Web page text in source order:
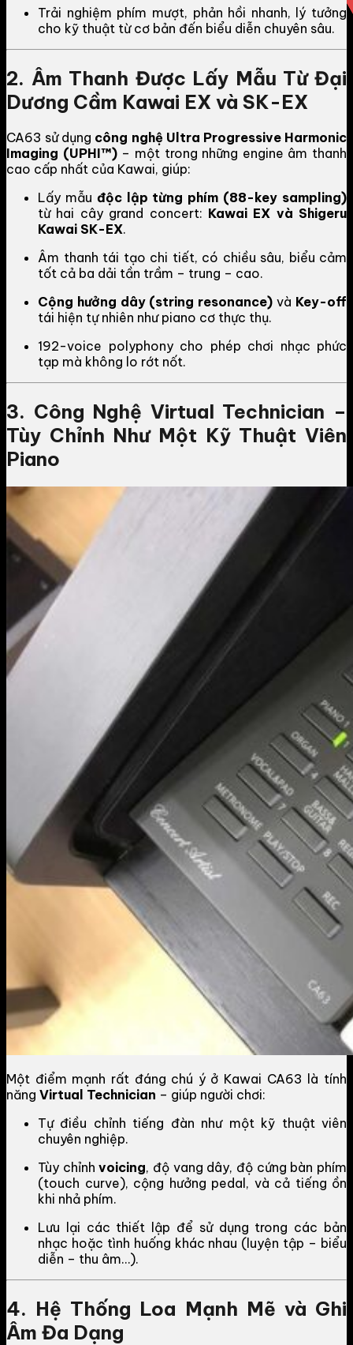
Trải nghiệm phím mượt, phản hồi nhanh, lý tưởng
cho kỹ thuật từ cơ bản đến biểu diễn chuyên sâu.
2. Âm Thanh Được Lấy Mẫu Từ Đại
Dương Cầm Kawai EX và SK-EX
CA63 sử dụng công nghệ Ultra Progressive Harmonic
Imaging (UPHI™)– một trong những engine âm thanh
cao cấp nhất của Kawai, giúp:
Lấy mẫu độc lập từng phím (88-key sampling)
từ hai cây grand concert: Kawai EX và Shigeru
Kawai SK-EX.
Âm thanh tái tạo chi tiết, có chiều sâu, biểu cảm
tốt cả ba dải tần trầm – trung – cao.
Cộng hưởng dây (string resonance) và Key-off
tái hiện tự nhiên như piano cơ thực thụ.
192-voice polyphony cho phép chơi nhạc phức
tạp mà không lo rớt nốt.
3. Công Nghệ Virtual Technician –
Tùy Chỉnh Như Một Kỹ Thuật Viên
Piano
Một điểm mạnh rất đáng chú ý ở Kawai CA63 là tính
năng Virtual Technician – giúp người chơi:
Tự điều chỉnh tiếng đàn như một kỹ thuật viên
chuyên nghiệp.
Tùy chỉnhvoicing, độ vang dây, độ cứng bàn phím
(touch curve), cộng hưởng pedal, và cả tiếng ồn
khi nhả phím.
Lưu lại các thiết lập để sử dụng trong các bản
nhạc hoặc tình huống khác nhau (luyện tập – biểu
diễn – thu âm…).
4. Hệ Thống Loa Mạnh Mẽ và Ghi
Âm Đa Dạng